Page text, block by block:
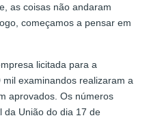
as coisas não andaram
começamos a pensar em
licitada para a
examinandos realizaram a
aprovados. Os números
da União do dia 17 de